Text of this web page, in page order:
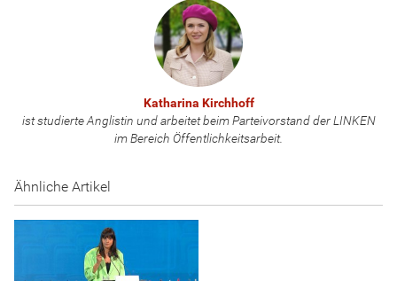
Katharina Kirchhoff
ist studierte Anglistin und arbeitet beim Parteivorstand der LINKEN
im Bereich Öffentlichkeitsarbeit.
Ähnliche Artikel